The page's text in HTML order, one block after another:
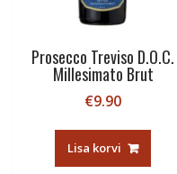
Prosecco Treviso D.O.C.
Millesimato Brut
€9.90
Lisa korvi